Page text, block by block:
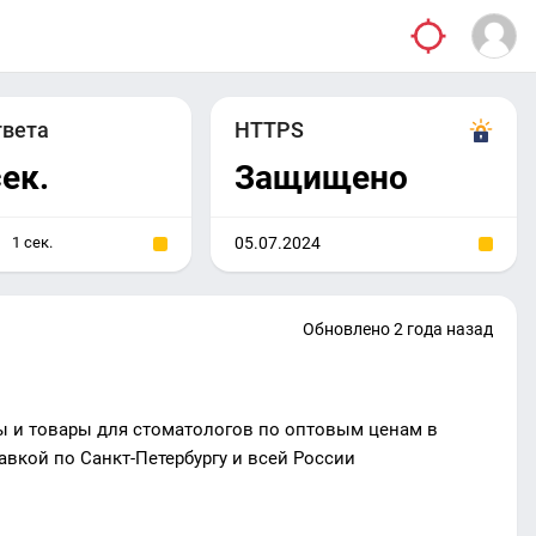
1 сек.
HTTPS
Защищено
05.07.2024
Обновлено 2 года назад
и товары для стоматологов по оптовым ценам в
по Санкт-Петербургу и всей России